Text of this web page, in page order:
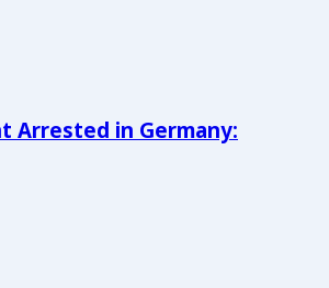
Arrested in Germany: